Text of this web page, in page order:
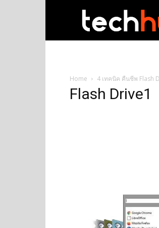
Home 4 เทคนิค คืนชีพ Flash
Flash Drive1